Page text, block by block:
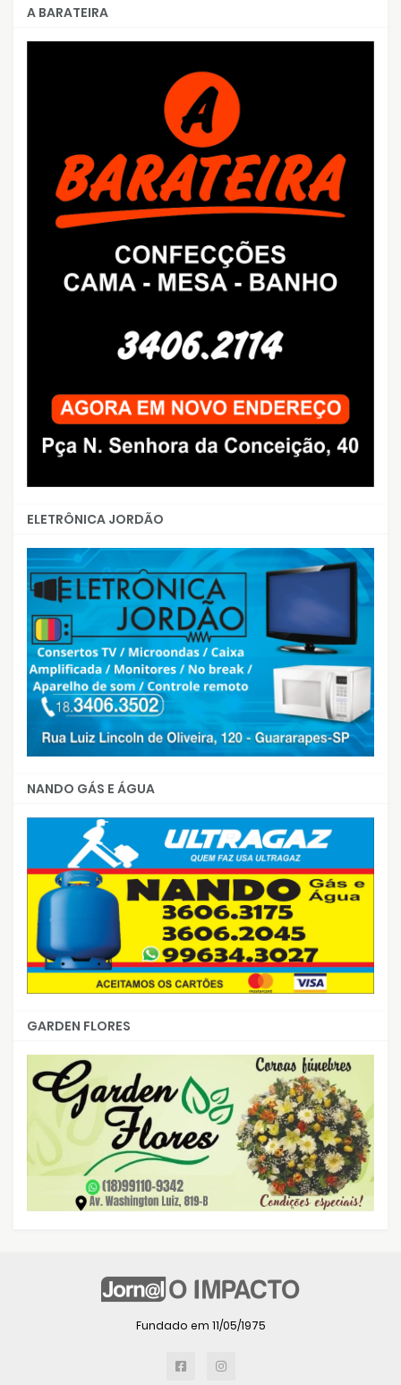
A BARATEIRA
ELETRÔNICA JORDÃO
NANDO GÁS E ÁGUA
GARDEN FLORES
Fundado em 11/05/1975